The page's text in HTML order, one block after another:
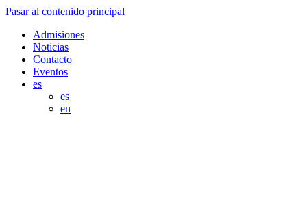
Pasar al contenido principal
Admisiones
Noticias
Contacto
Eventos
es
es
en